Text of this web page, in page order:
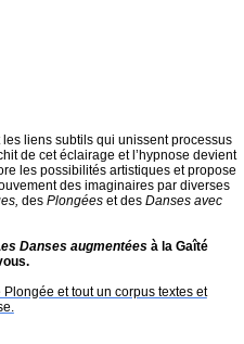
les liens subtils qui unissent processus
de cet éclairage et l’hypnose devient
les possibilités artistiques et propose
des imaginaires par diverses
desPlongées et desDanses avec
Danses augmentéesà la Gaîté
et tout un corpus textes et